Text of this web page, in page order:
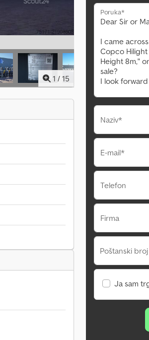
1 / 15
Poruka*
Naziv*
E-mail*
Telefon
Firma
Poštanski
Ja sam